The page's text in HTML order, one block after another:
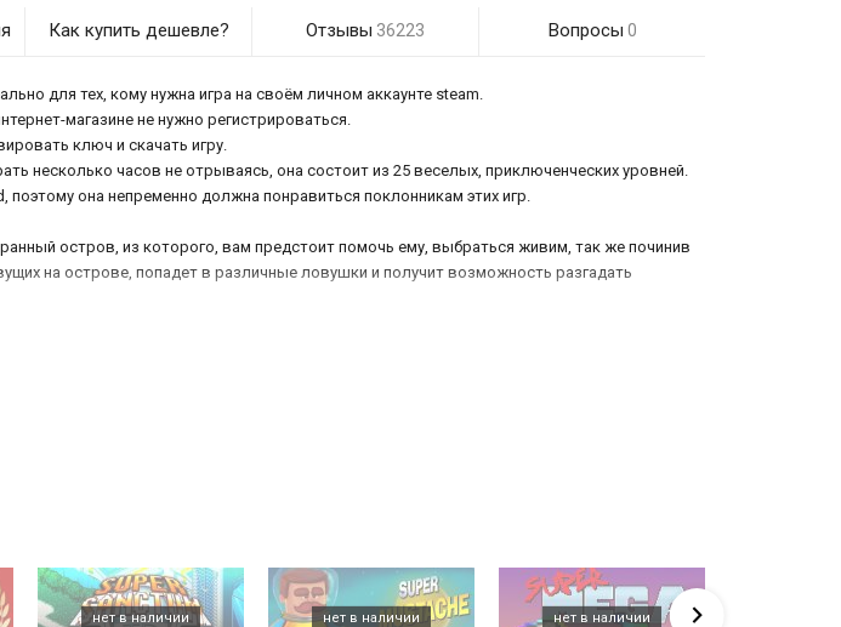
Как купить дешевле? Отзывы 36223 Вопросы 0
для тех, кому нужна игра на своём личном аккаунте steam.
магазине не нужно регистрироваться.
ключ и скачать игру.
несколько часов не отрываясь, она состоит из 25 веселых, приключенческих уровней.
она непременно должна понравиться поклонникам этих игр.
остров, из которого, вам предстоит помочь ему, выбраться живим, так же починив
на острове, попадет в различные ловушки и получит возможность разгадать